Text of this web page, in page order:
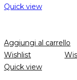
Quick view
Aggiungi al carrello
Wishlist
Quick view